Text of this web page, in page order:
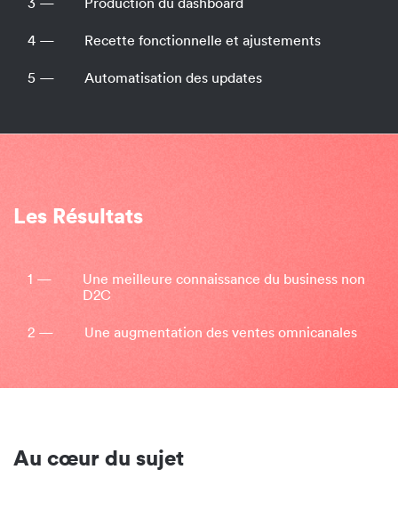
4 — Recette fonctionnelle et ajustements
5 — Automatisation des updates
Les Résultats
1 —
Une meilleure connaissance du business non
D2C
2 — Une augmentation des ventes omnicanales
Au cœur du sujet